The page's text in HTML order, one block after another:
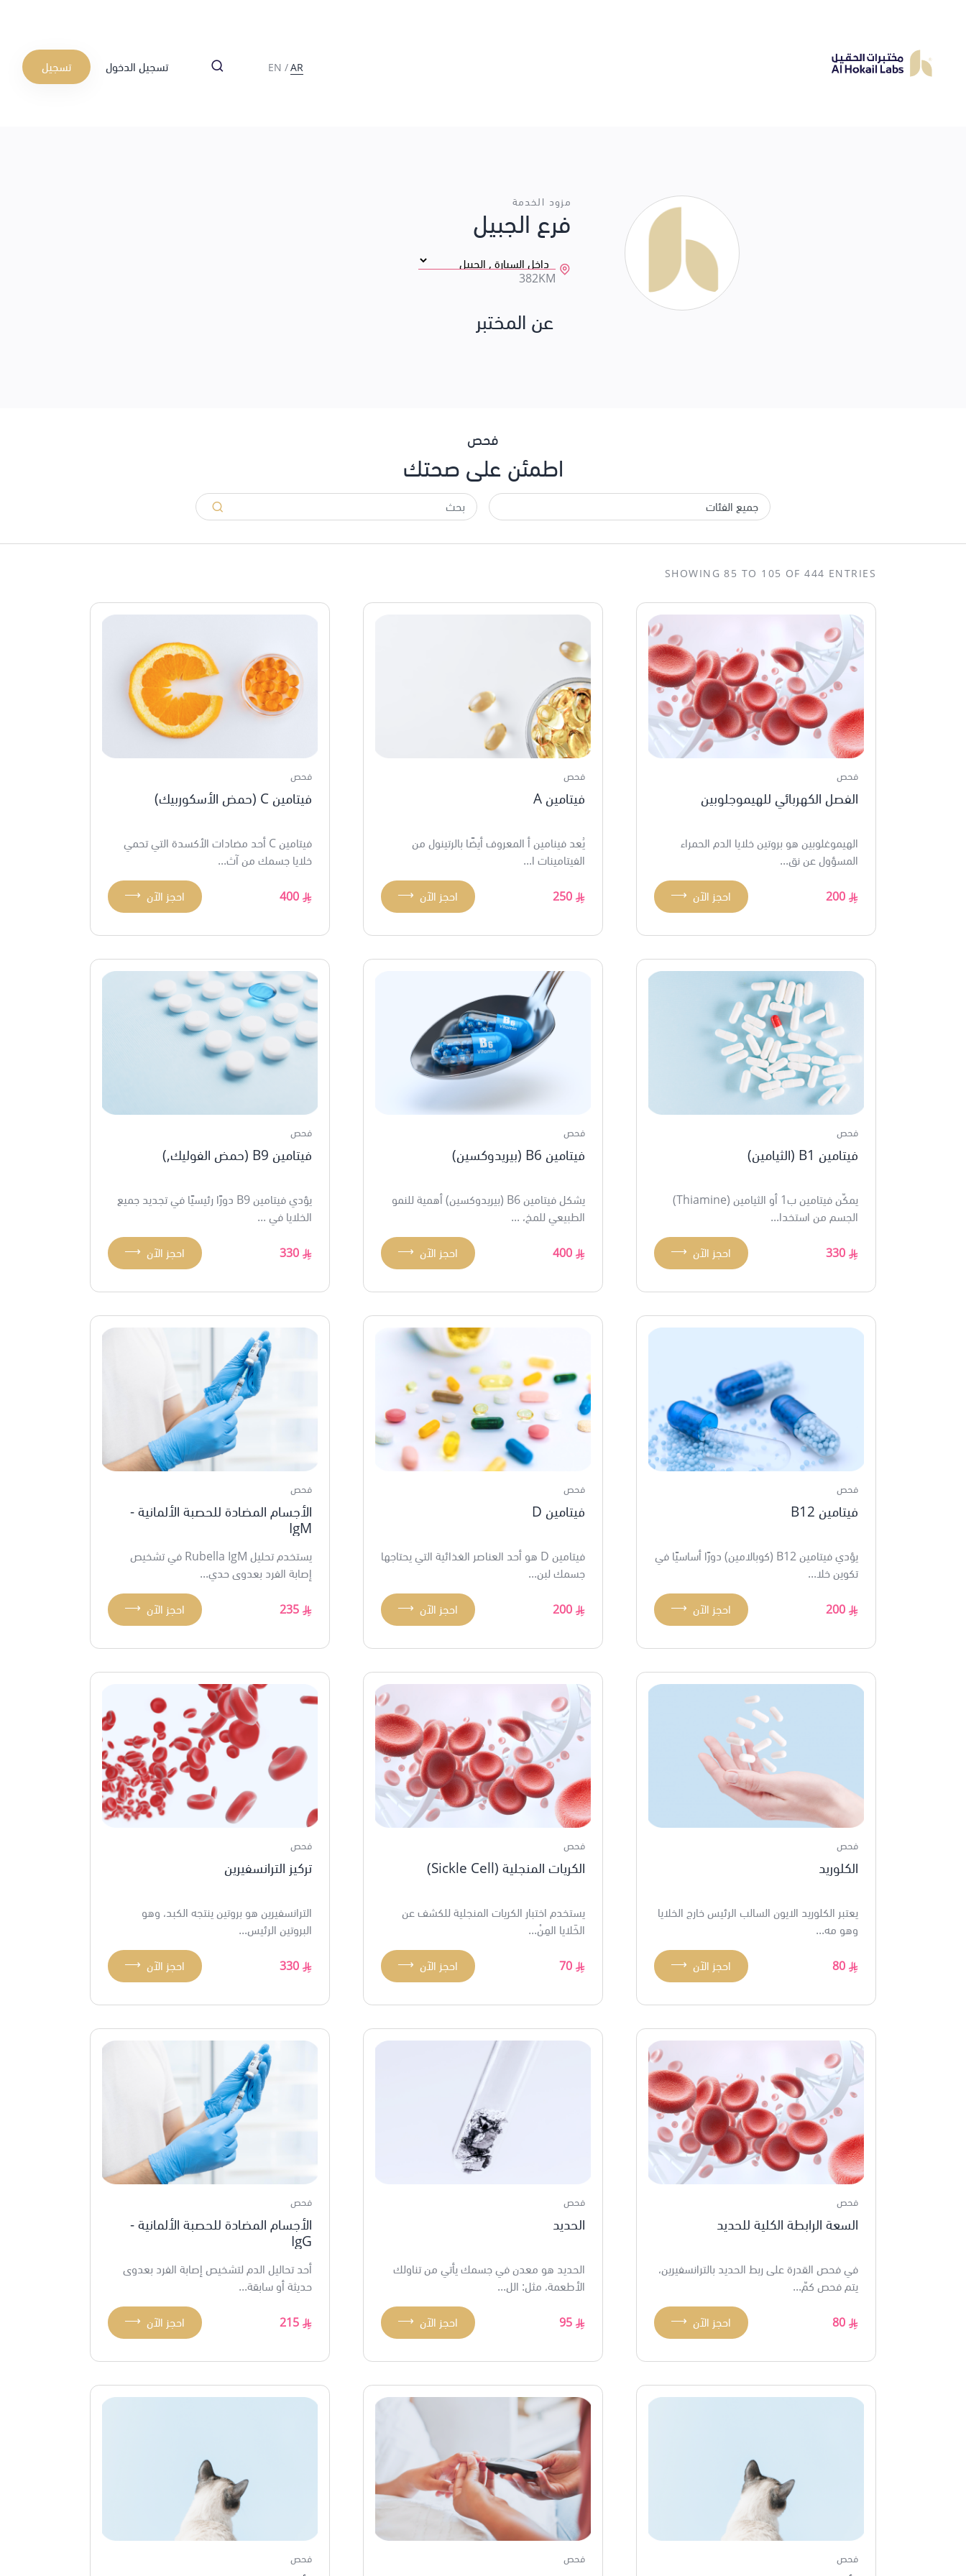
EN /AR تسجيل الدخول تسجيل
مزود الخدمة
فرع الجبيل
382KM
عن المختبر
فحص
اطمئن على صحتك
SHOWING 85 TO 105 OF 444 ENTRIES
فحص
الفصل الكهربائي للهيموجلوبين
الهيموغلوبين هو بروتين خلايا الدم الحمراء
المسؤول عن نق...
200
⟶ احجز الآن
فحص
فيتامين A
يُعد فينامين أ المعروف أيضًا بالرتينول من
الفيتامينات ا...
250
⟶ احجز الآن
فحص
فيتامين C (حمض الأسكوربيك)
فيتامين C أحد مضادات الأكسدة التي تحمي
خلايا جسمك من آث...
400
⟶ احجز الآن
فحص
فيتامين B1 (الثيامين)
يمكّن فيتامين ب1 أو الثيامين (Thiamine)
الجسم من استخدا...
330
⟶ احجز الآن
فحص
فيتامين B6 (بيريدوكسين)
يشكل فيتامين B6 (بيريدوكسين) أهمية للنمو
الطبيعي للمخ، ...
400
⟶ احجز الآن
فحص
فيتامين B9 (حمض الفوليك,)
يؤدي فيتامين B9 دورًا رئيسيًا في تجديد جميع
الخلايا في ...
330
⟶ احجز الآن
فحص
فيتامين B12
يؤدي فيتامين B12 (كوبالامين) دورًا أساسيًا في
تكوين خلا...
200
⟶ احجز الآن
فحص
فيتامين D
فيتامين D هو أحد العناصر الغذائية التي يحتاجها
جسمك لبن...
200
⟶ احجز الآن
فحص
الأجسام المضادة للحصبة الألمانية -
IgM
يستخدم تحليل Rubella IgM في تشخيص
إصابة الفرد بعدوى حدي...
235
⟶ احجز الآن
فحص
الكلوريد
يعتبر الكلوريد الايون السالب الرئيس خارج الخلايا
وهو مه...
80
⟶ احجز الآن
فحص
الكريات المنجلية (Sickle Cell)
يستخدم اختبار الكريات المنجلية للكشف عن
الخَلايا المِنْ...
70
⟶ احجز الآن
فحص
تركيز الترانسفيرين
الترانسفيرين هو بروتين ينتجه الكبد، وهو
البروتين الرئيس...
330
⟶ احجز الآن
فحص
السعة الرابطة الكلية للحديد
في فحص القدرة على ربط الحديد بالترانسفيرين،
يتم فحص كمّ...
80
⟶ احجز الآن
فحص
الحديد
الحديد هو معدن في جسمك يأتي من تناولك
الأطعمة، مثل: الل...
95
⟶ احجز الآن
فحص
الأجسام المضادة للحصبة الألمانية -
IgG
أحد تحاليل الدم لتشخيص إصابة الفرد بعدوى
حديثة أو سابقة...
215
⟶ احجز الآن
فحص فحص فحص